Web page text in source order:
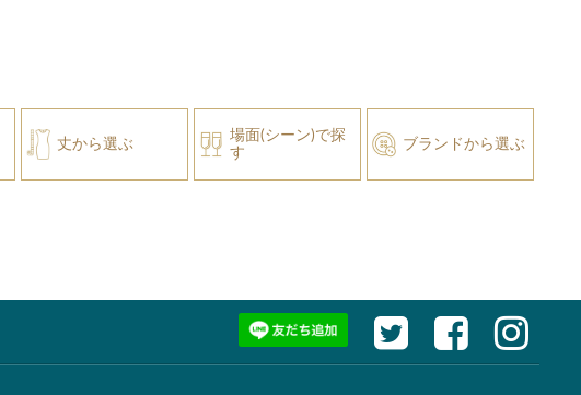
丈から選ぶ
場面(シーン)で探
す
ブランドから選ぶ